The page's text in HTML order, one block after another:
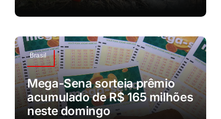
Brasil
Mega-Sena sorteia prêmio
acumulado de R$ 165 milhões
neste domingo